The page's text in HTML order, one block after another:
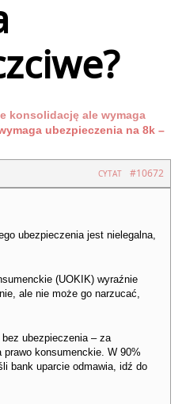
konsolidację ale wymaga
ubezpieczenia na 8k –
#10672
CYTAT
ubezpieczenia jest nielegalna,
(UOKIK) wyraźnie
ale nie może go narzucać,
ubezpieczenia – za
prawo konsumenckie. W 90%
bank uparcie odmawia, idź do